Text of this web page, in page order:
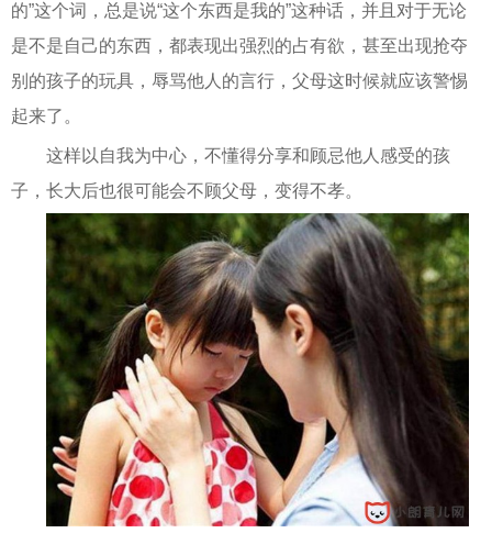
的”这个词，总是说“这个东西是我的”这种话，并且对于无论
是不是自己的东西，都表现出强烈的占有欲，甚至出现抢夺
别的孩子的玩具，辱骂他人的言行，父母这时候就应该警惕
起来了。
这样以自我为中心，不懂得分享和顾忌他人感受的孩
子，长大后也很可能会不顾父母，变得不孝。